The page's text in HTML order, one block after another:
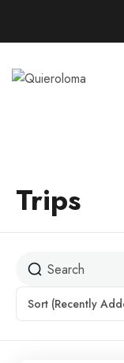
Trips
Sort (Recently